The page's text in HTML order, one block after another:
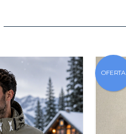
OFERTA